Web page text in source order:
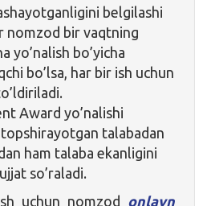
belgilashi
nomzod bir vaqtning
yo’nalish bo’yicha
bo’lsa, har bir ish uchun
Award yo’nalishi
topshirayotgan talabadan
ham talaba ekanligini
so’raladi.
uchun nomzod onlayn